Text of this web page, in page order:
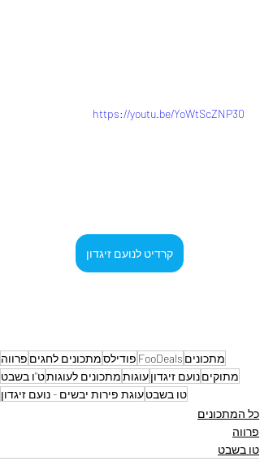
https://youtu.be/YoWtScZNP30
קרדיט לנועם זיגדון
מתכונים FooDeals פודילסמתכונים לחגים פרווה
מתוקיםנועם זיגדוןעוגותמתכונים לעוגותט"ו בשבט
טו בשבטעוגת פירות יבשים - נועם זיגדון
כל המתכונים
פרווה
טו בשבט